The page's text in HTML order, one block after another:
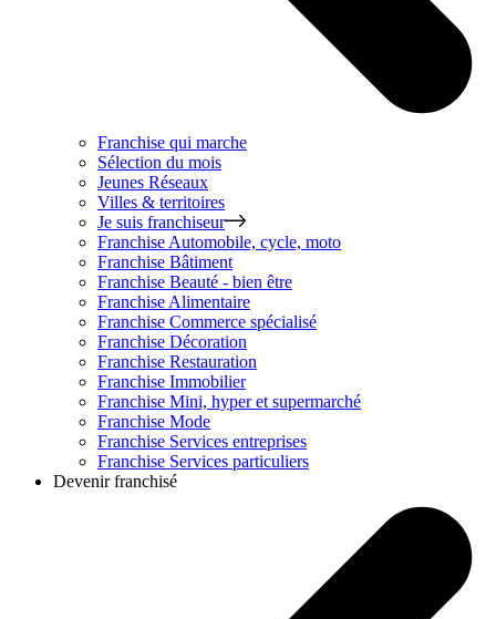
Franchise qui marche
Sélection du mois
Jeunes Réseaux
Villes & territoires
Je suis franchiseur
Franchise Automobile, cycle, moto
Franchise Bâtiment
Franchise Beauté - bien être
Franchise Alimentaire
Franchise Commerce spécialisé
Franchise Décoration
Franchise Restauration
Franchise Immobilier
Franchise Mini, hyper et supermarché
Franchise Mode
Franchise Services entreprises
Franchise Services particuliers
Devenir franchisé